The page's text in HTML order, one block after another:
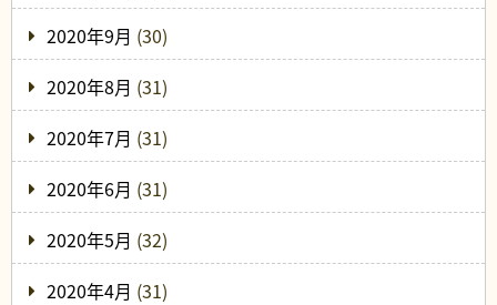
2020年9月 (30)
2020年8月 (31)
2020年7月 (31)
2020年6月 (31)
2020年5月 (32)
2020年4月 (31)